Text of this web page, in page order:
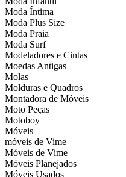
Moda Íntima
Moda Plus Size
Moda Praia
Moda Surf
Modeladores e Cintas
Moedas Antigas
Molas
Molduras e Quadros
Montadora de Móveis
Moto Peças
Motoboy
Móveis
móveis de Vime
Móveis de Vime
Móveis Planejados
Móveis Usados